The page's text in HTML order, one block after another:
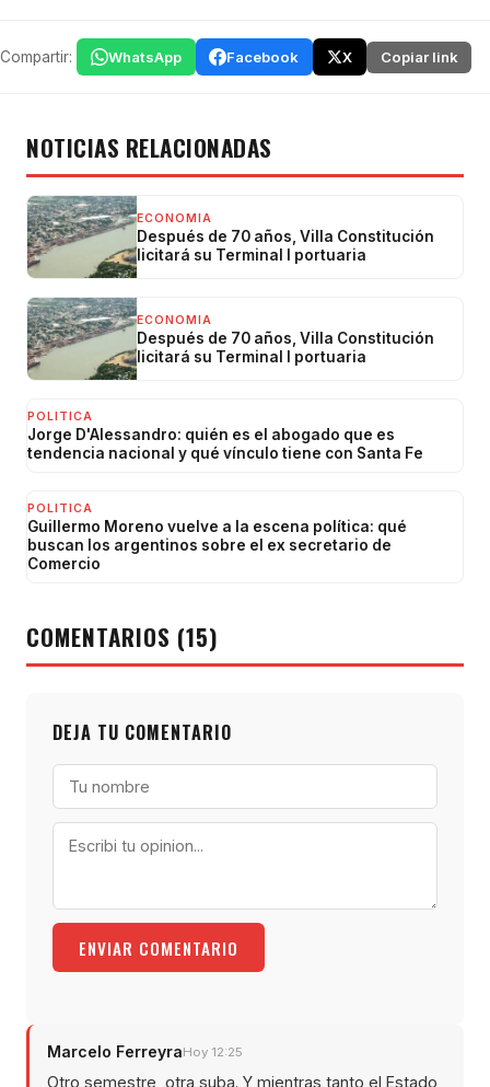
Compartir: WhatsApp Facebook X Copiar link
NOTICIAS RELACIONADAS
ECONOMIA
Después de 70 años, Villa Constitución
licitará su Terminal I portuaria
ECONOMIA
Después de 70 años, Villa Constitución
licitará su Terminal I portuaria
POLITICA
Jorge D'Alessandro: quién es el abogado que es
tendencia nacional y qué vínculo tiene con Santa Fe
POLITICA
Guillermo Moreno vuelve a la escena política: qué
buscan los argentinos sobre el ex secretario de
Comercio
COMENTARIOS (15)
DEJA TU COMENTARIO
ENVIAR COMENTARIO
Marcelo FerreyraHoy 12:25
Otro semestre, otra suba. Y mientras tanto el Estado